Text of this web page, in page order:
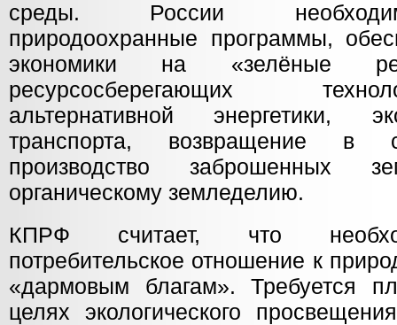
среды. России
природоохранные программы,
экономики на «зелёные
ресурсосберегающих
альтернативной энергетики,
транспорта, возвращение в
производство заброшенных
органическому земледелию.
КПРФ считает, что
потребительское отношение к
«дармовым благам». Требуется
целях экологического